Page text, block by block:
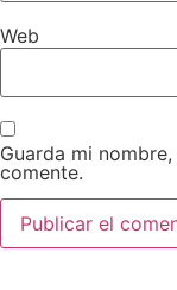
Web
Guarda mi
comente.